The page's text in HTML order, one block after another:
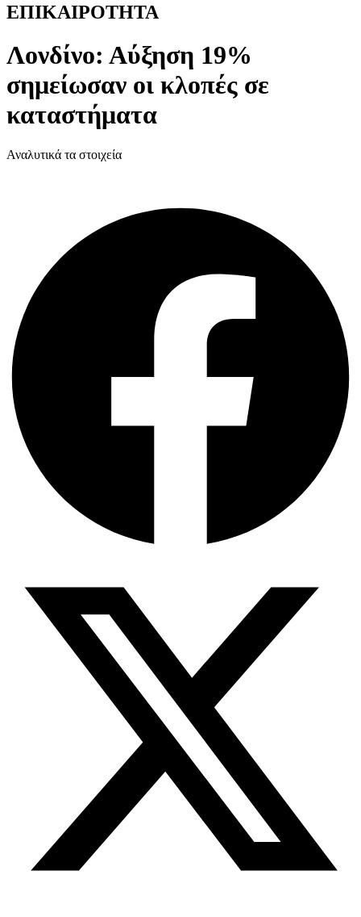
ΕΠΙΚΑΙΡΟΤΗΤΑ
Λονδίνο: Αύξηση 19%
σημείωσαν οι κλοπές σε
καταστήματα
Αναλυτικά τα στοιχεία